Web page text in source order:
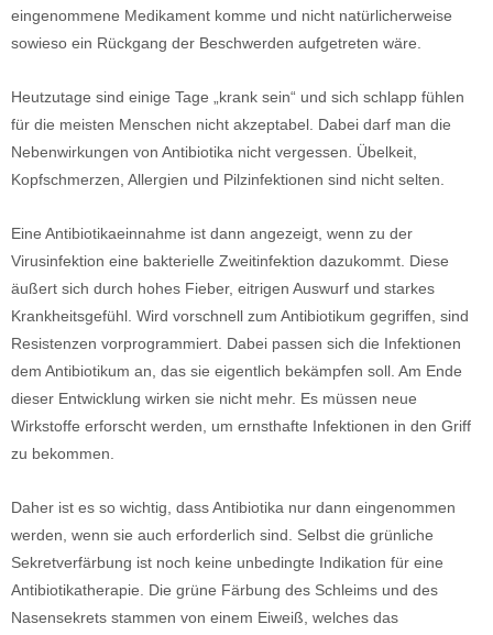
eingenommene Medikament komme und nicht natürlicherweise
sowieso ein Rückgang der Beschwerden aufgetreten wäre.
Heutzutage sind einige Tage „krank sein“ und sich schlapp fühlen
für die meisten Menschen nicht akzeptabel. Dabei darf man die
Nebenwirkungen von Antibiotika nicht vergessen. Übelkeit,
Kopfschmerzen, Allergien und Pilzinfektionen sind nicht selten.
Eine Antibiotikaeinnahme ist dann angezeigt, wenn zu der
Virusinfektion eine bakterielle Zweitinfektion dazukommt. Diese
äußert sich durch hohes Fieber, eitrigen Auswurf und starkes
Krankheitsgefühl. Wird vorschnell zum Antibiotikum gegriffen, sind
Resistenzen vorprogrammiert. Dabei passen sich die Infektionen
dem Antibiotikum an, das sie eigentlich bekämpfen soll. Am Ende
dieser Entwicklung wirken sie nicht mehr. Es müssen neue
Wirkstoffe erforscht werden, um ernsthafte Infektionen in den Griff
zu bekommen.
Daher ist es so wichtig, dass Antibiotika nur dann eingenommen
werden, wenn sie auch erforderlich sind. Selbst die grünliche
Sekretverfärbung ist noch keine unbedingte Indikation für eine
Antibiotikatherapie. Die grüne Färbung des Schleims und des
Nasensekrets stammen von einem Eiweiß, welches das